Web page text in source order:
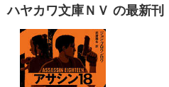
ハヤカワ文庫ＮＶ の最新刊